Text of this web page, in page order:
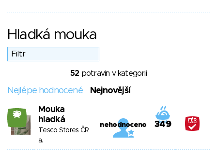
Hladká mouka
52 potravin v kategorii
Nejlépe hodnocené Nejnovější
20
Mouka
hladká
Tesco Stores ČR
a.
nehodnoceno 349